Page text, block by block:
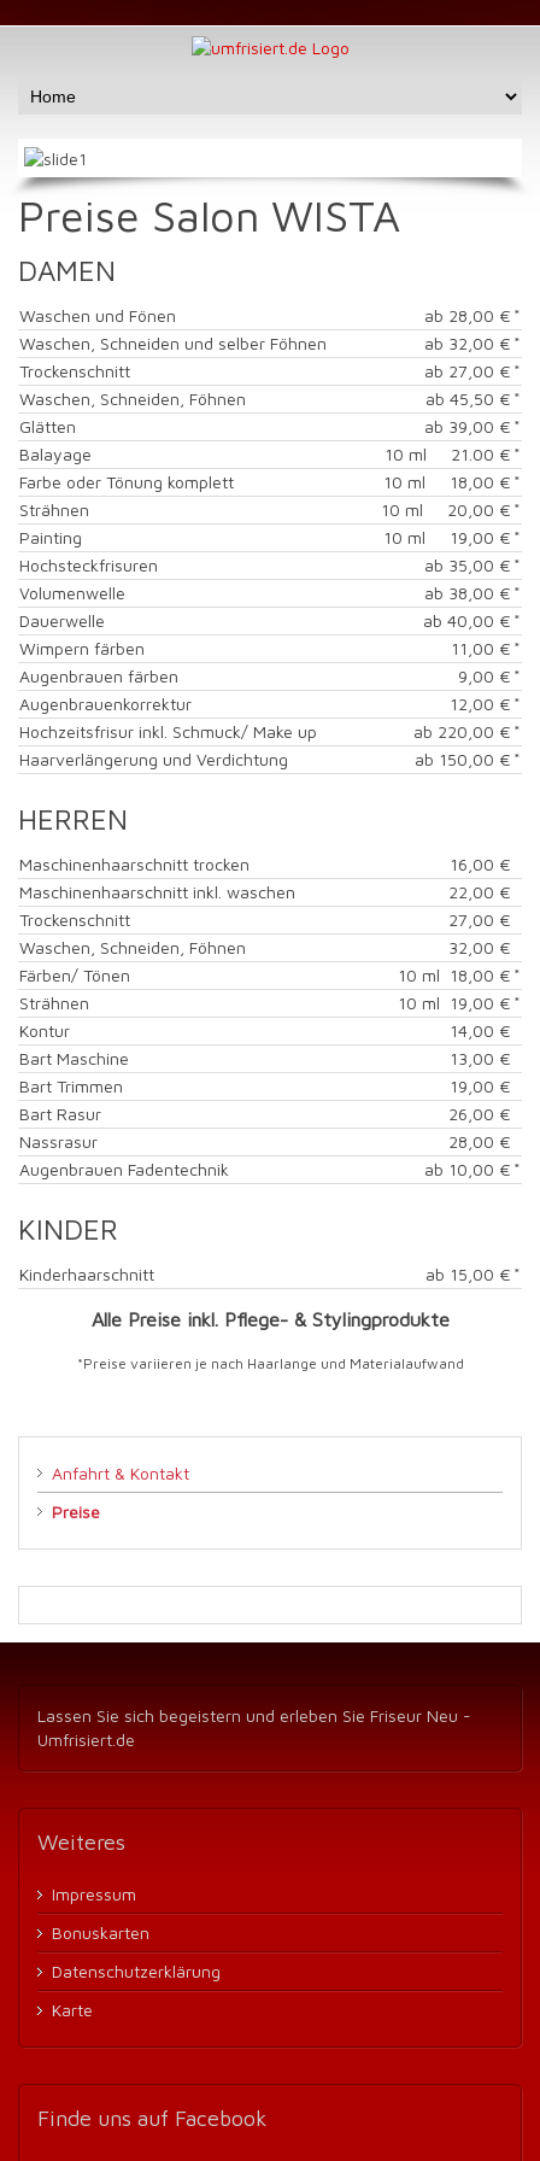
Preise Salon WISTA
DAMEN
Waschen und Fönen ab 28,00 € *
Waschen, Schneiden und selber Föhnen
ab 32,00 € *
Trockenschnitt
ab 27,00 € *
Waschen, Schneiden, Föhnen
ab 45,50 € *
Glätten
ab 39,00 € *
Balayage
10 ml 21.00 € *
Farbe oder Tönung komplett
10 ml 18,00 € *
Strähnen
10 ml 20,00 € *
Painting
10 ml 19,00 € *
Hochsteckfrisuren
ab 35,00 € *
Volumenwelle
ab 38,00 € *
Dauerwelle
ab 40,00 € *
Wimpern färben
11,00 € *
Augenbrauen färben
9,00 € *
Augenbrauenkorrektur
12,00 € *
Hochzeitsfrisur inkl. Schmuck/ Make up
ab 220,00 € *
Haarverlängerung und Verdichtung
ab 150,00 € *
HERREN
Maschinenhaarschnitt trocken
16,00 €
Maschinenhaarschnitt inkl. waschen
22,00 €
Trockenschnitt
27,00 €
Waschen, Schneiden, Föhnen
32,00 €
Färben/ Tönen
10 ml 18,00 € *
Strähnen
10 ml 19,00 € *
Kontur
14,00 €
Bart Maschine
13,00 €
Bart Trimmen
19,00 €
Bart Rasur
26,00 €
Nassrasur
28,00 €
Augenbrauen Fadentechnik
ab 10,00 € *
KINDER
Kinderhaarschnitt ab 15,00 € *
Alle Preise inkl. Pflege- & Stylingprodukte
*Preise variieren je nach Haarlange und Materialaufwand
Anfahrt & Kontakt
Preise
Lassen Sie sich begeistern und erleben Sie Friseur Neu -
Umfrisiert.de
Weiteres
Impressum
Bonuskarten
Datenschutzerklärung
Karte
Finde uns auf Facebook